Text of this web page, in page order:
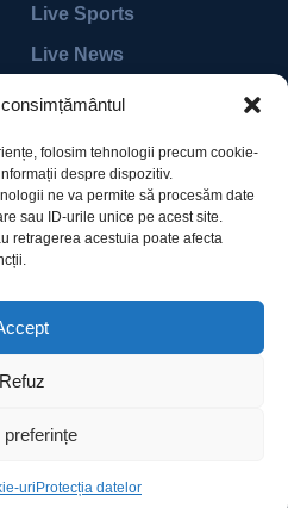
folosim tehnologii precum cookie-
despre dispozitiv.
ne va permite să procesăm date
sau ID-urile unice pe acest site.
retragerea acestuia poate afecta
Refuz
preferințe
uri Protecția datelor
Live Sports
Live News
Live TV
Accessibility
Subscribe
MadrasThemes. All Rights